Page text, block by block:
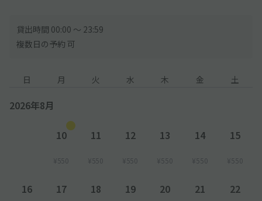
貸出時間 00:00 〜 23:59
複数日の予約 可
日 月 火 水 木 金 土
2026年8月
10
¥550
11
¥550
12
¥550
13
¥550
14
¥550
15
¥550
16 17 18 19 20 21 22